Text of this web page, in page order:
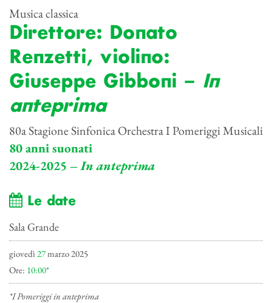
Musica classica
Direttore: Donato
Renzetti, violino:
Giuseppe Gibboni – In
anteprima
80a Stagione Sinfonica Orchestra I Pomeriggi Musicali
80 anni suonati
2024-2025 –In anteprima
Le date
Sala Grande
giovedì 27marzo 2025
Ore: 10:00*
*I Pomeriggi in anteprima